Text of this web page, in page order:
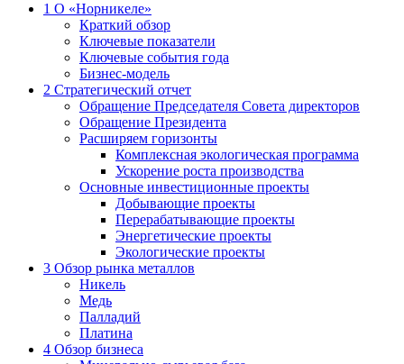
1 О «Норникеле»
Краткий обзор
Ключевые показатели
Ключевые события года
Бизнес-модель
2 Стратегический отчет
Обращение Председателя Совета директоров
Обращение Президента
Расширяем горизонты
Комплексная экологическая программа
Ускорение роста производства
Основные инвестиционные проекты
Добывающие проекты
Перерабатывающие проекты
Энергетические проекты
Экологические проекты
3 Обзор рынка металлов
Никель
Медь
Палладий
Платина
4 Обзор бизнеса